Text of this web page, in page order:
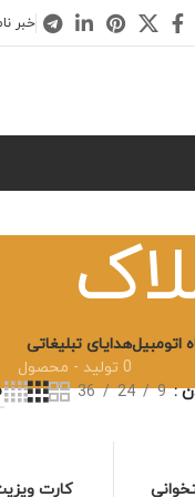
خبر
اتومبیلهدایای تبلیغاتی
0 تولید - محصول
9
24
36
کارت